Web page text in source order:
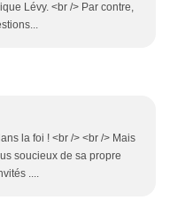
Lévy. <br /> Par contre,
la foi ! <br /> <br /> Mais
soucieux de sa propre
....